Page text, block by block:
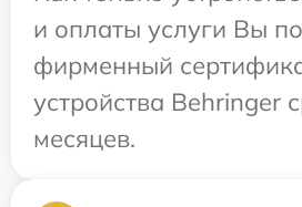
и оплаты услуги Вы
фирменный
устройства Behringer
месяцев.